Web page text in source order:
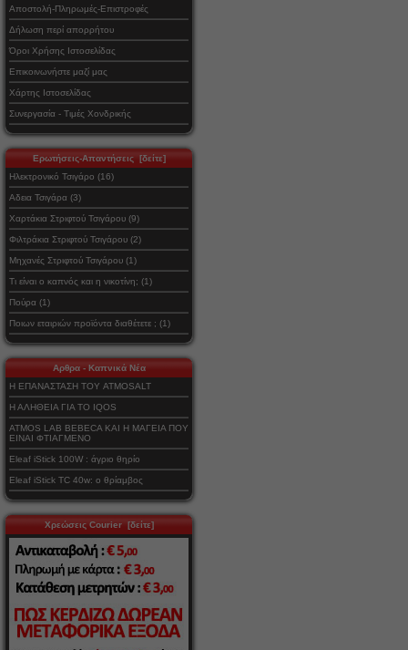
Αποστολή-Πληρωμές-Επιστροφές
Δήλωση περί απορρήτου
Όροι Χρήσης Ιστοσελίδας
Επικοινωνήστε μαζί μας
Χάρτης Ιστοσελίδας
Συνεργασία - Τιμές Χονδρικής
Ερωτήσεις-Απαντήσεις [δείτε]
Ηλεκτρονικό Τσιγάρο (16)
Αδεια Τσιγάρα (3)
Χαρτάκια Στριφτού Τσιγάρου (9)
Φιλτράκια Στριφτού Τσιγάρου (2)
Μηχανές Στριφτού Τσιγάρου (1)
Τι είναι ο καπνός και η νικοτίνη; (1)
Πούρα (1)
Ποιων εταιριών προϊόντα διαθέτετε ; (1)
Αρθρα - Καπνικά Νέα
Η ΕΠΑΝΑΣΤΑΣΗ ΤΟΥ ATMOSALT
Η ΑΛΗΘΕΙΑ ΓΙΑ ΤΟ IQOS
ATMOS LAB BEBECA ΚΑΙ Η ΜΑΓΕΙΑ ΠΟΥ
ΕΙΝΑΙ ΦΤΙΑΓΜΕΝΟ
Eleaf iStick 100W : άγριο θηρίο
Eleaf iStick TC 40w: ο θρίαμβος
Χρεώσεις Courier [δείτε]